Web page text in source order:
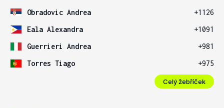
Obradovic Andrea
+1126
Eala Alexandra
+1091
Guerrieri Andrea
+981
Torres Tiago
+975
Celý žebříček